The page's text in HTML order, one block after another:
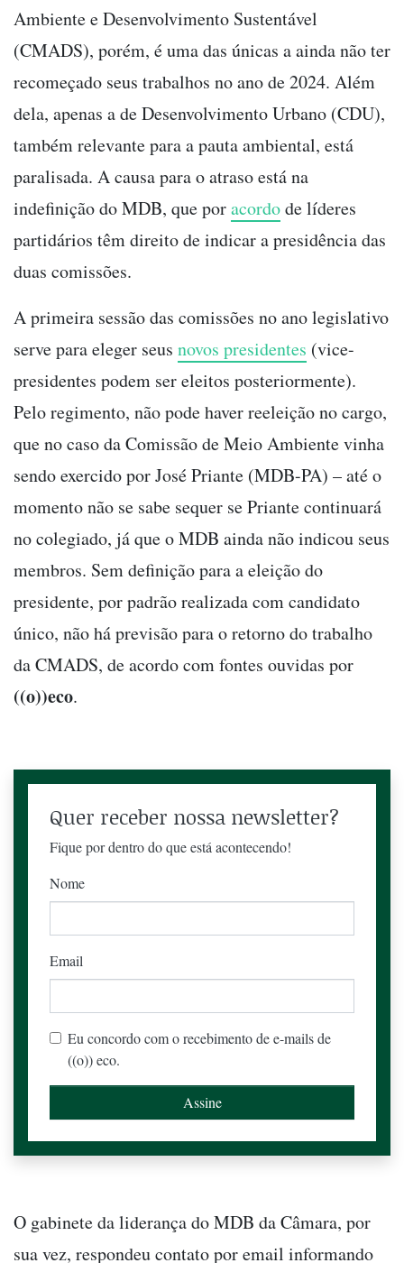
Ambiente e Desenvolvimento Sustentável
(CMADS), porém, é uma das únicas a ainda não ter
recomeçado seus trabalhos no ano de 2024. Além
dela, apenas a de Desenvolvimento Urbano (CDU),
também relevante para a pauta ambiental, está
paralisada. A causa para o atraso está na
indefinição do MDB, que poracordode líderes
partidários têm direito de indicar a presidência das
duas comissões.
A primeira sessão das comissões no ano legislativo
serve para eleger seus novos presidentes (vice-
presidentes podem ser eleitos posteriormente).
Pelo regimento, não pode haver reeleição no cargo,
que no caso da Comissão de Meio Ambiente vinha
sendo exercido por José Priante (MDB-PA) – até o
momento não se sabe sequer se Priante continuará
no colegiado, já que o MDB ainda não indicou seus
membros. Sem definição para a eleição do
presidente, por padrão realizada com candidato
único, não há previsão para o retorno do trabalho
da CMADS, de acordo com fontes ouvidas por
((o))eco.
Quer receber nossa newsletter?
Fique por dentro do que está acontecendo!
Nome
Email
Eu concordo com o recebimento de e-mails de
((o)) eco.
O gabinete da liderança do MDB da Câmara, por
sua vez, respondeu contato por email informando